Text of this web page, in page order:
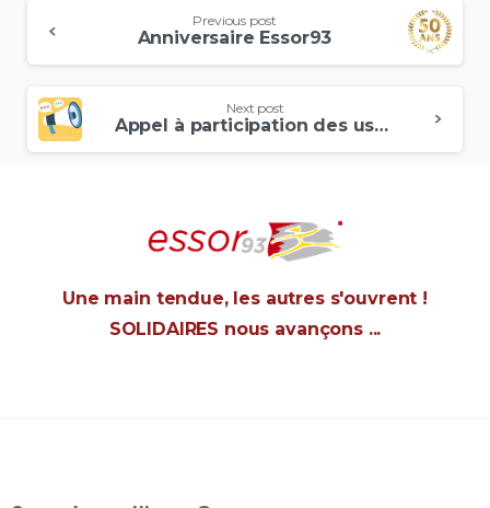
Previous post
Anniversaire Essor93
Next post
Appel à participation des usagers
Une main tendue, les autres s'ouvrent !
SOLIDAIRES nous avançons ...